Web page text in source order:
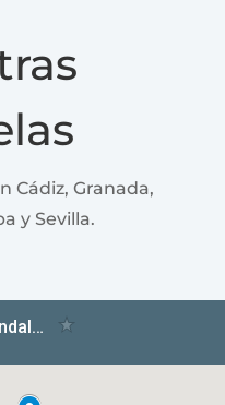
Cádiz, Granada,
y Sevilla.